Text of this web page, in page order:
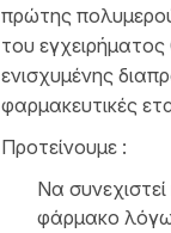
πρώτης
του
ενισχυμένης
φαρμακευτικές
Προτείνουμε :
Nα
φάρμακο λόγω